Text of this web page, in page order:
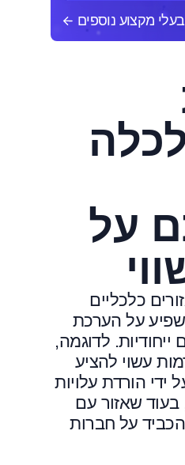
בעלי מקצוע נוספים
על
כלכליים
על הערכת
לדוגמה,
עשוי להציע
ידי הורדת עלויות
בעוד שאזור עם
על חברות